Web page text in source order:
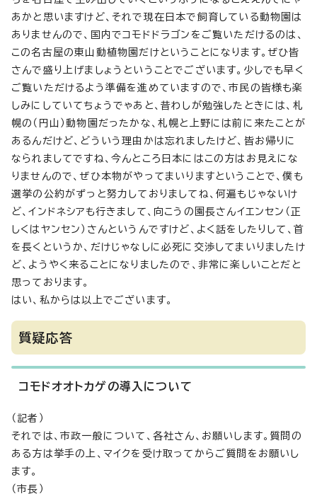
あかと思いますけど、それで現在日本で飼育している動物園は
ありませんので、国内でコモドドラゴンをご覧いただけるのは、
この名古屋の東山動植物園だけということになります。ぜひ皆
さんで盛り上げましょうということでございます。少しでも早く
ご覧いただけるよう準備を進めていますので、市民の皆様も楽
しみにしていてちょうでゃあと、昔わしが勉強したときには、札
幌の（円山）動物園だったかな、札幌と上野には前に来たことが
あるんだけど、どういう理由かは忘れましたけど、皆お帰りに
なられましてですね、今んところ日本にはこの方はお見えにな
りませんので、ぜひ本物がやってまいりますということで、僕も
選挙の公約がずっと努力しておりましてね、何遍もじゃないけ
ど、インドネシアも行きまして、向こうの園長さんイエンセン（正
しくはヤンセン）さんというんですけど、よく話をしたりして、首
を長くというか、だけじゃなしに必死に交渉してまいりましたけ
ど、ようやく来ることになりましたので、非常に楽しいことだと
思っております。
はい、私からは以上でございます。
質疑応答
コモドオオトカゲの導入について
（記者）
それでは、市政一般について、各社さん、お願いします。質問の
ある方は挙手の上、マイクを受け取ってからご質問をお願いし
ます。
（市長）